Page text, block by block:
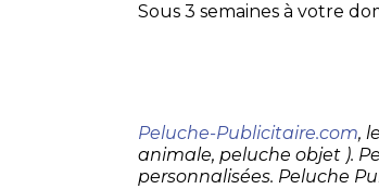
Sous 3 semaines à votre
Peluche-Publicitaire.com,
animale, peluche objet ).
personnalisées. Peluche